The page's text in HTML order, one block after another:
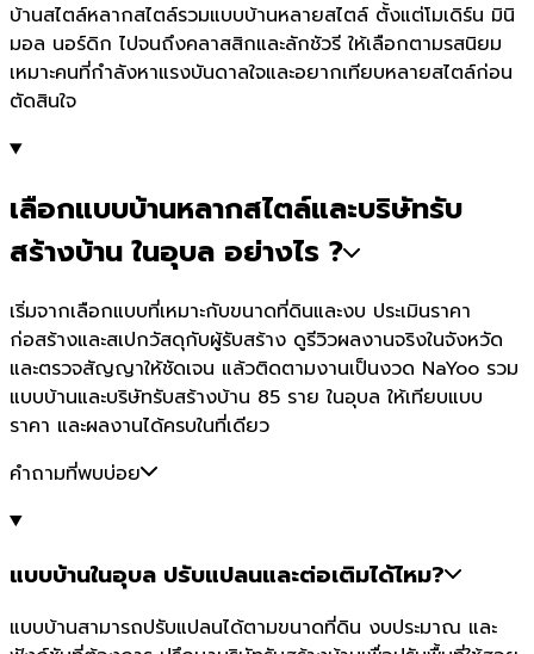
บ้านสไตล์หลากสไตล์รวมแบบบ้านหลายสไตล์ ตั้งแต่โมเดิร์น มินิ
มอล นอร์ดิก ไปจนถึงคลาสสิกและลักชัวรี ให้เลือกตามรสนิยม
เหมาะคนที่กำลังหาแรงบันดาลใจและอยากเทียบหลายสไตล์ก่อน
ตัดสินใจ
เลือกแบบบ้านหลากสไตล์และบริษัทรับ
สร้างบ้าน ในอุบล อย่างไร ?
เริ่มจากเลือกแบบที่เหมาะกับขนาดที่ดินและงบ ประเมินราคา
ก่อสร้างและสเปกวัสดุกับผู้รับสร้าง ดูรีวิวผลงานจริงในจังหวัด
และตรวจสัญญาให้ชัดเจน แล้วติดตามงานเป็นงวด NaYoo รวม
แบบบ้านและบริษัทรับสร้างบ้าน 85 ราย ในอุบล ให้เทียบแบบ
ราคา และผลงานได้ครบในที่เดียว
คำถามที่พบบ่อย
แบบบ้านในอุบล ปรับแปลนและต่อเติมได้ไหม?
แบบบ้านสามารถปรับแปลนได้ตามขนาดที่ดิน งบประมาณ และ